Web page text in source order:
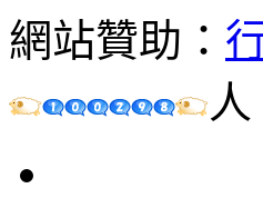
網站贊助：
人